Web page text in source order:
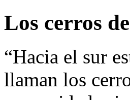
Los cerros
“Hacia el sur
llaman los